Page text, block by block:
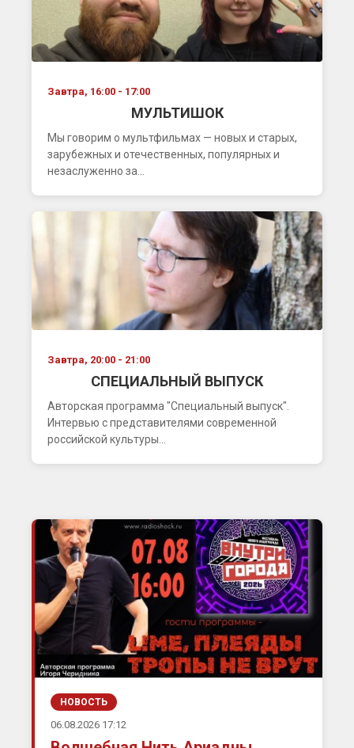
Завтра, 16:00 - 17:00
МУЛЬТИШОК
Мы говорим о мультфильмах — новых и старых,
зарубежных и отечественных, популярных и
незаслуженно за...
Завтра, 20:00 - 21:00
СПЕЦИАЛЬНЫЙ ВЫПУСК
Авторская программа "Специальный выпуск".
Интервью с представителями современной
российской культуры...
НОВОСТЬ
06.08.2026 17:12